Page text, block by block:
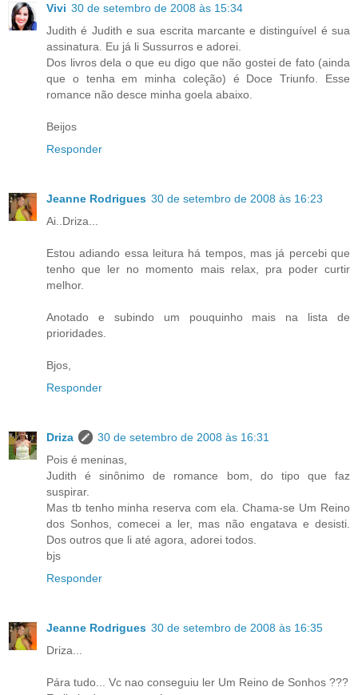
Vivi 30 de setembro de 2008 às 15:34
Judith é Judith e sua escrita marcante e distinguível é sua
assinatura. Eu já li Sussurros e adorei.
Dos livros dela o que eu digo que não gostei de fato (ainda
que o tenha em minha coleção) é Doce Triunfo. Esse
romance não desce minha goela abaixo.
Beijos
Responder
Jeanne Rodrigues 30 de setembro de 2008 às 16:23
Ai..Driza...
Estou adiando essa leitura há tempos, mas já percebi que
tenho que ler no momento mais relax, pra poder curtir
melhor.
Anotado e subindo um pouquinho mais na lista de
prioridades.
Bjos,
Responder
Driza
30 de setembro de 2008 às 16:31
Pois é meninas,
Judith é sinônimo de romance bom, do tipo que faz
suspirar.
Mas tb tenho minha reserva com ela. Chama-se Um Reino
dos Sonhos, comecei a ler, mas não engatava e desisti.
Dos outros que li até agora, adorei todos.
bjs
Responder
Jeanne Rodrigues 30 de setembro de 2008 às 16:35
Driza...
Pára tudo... Vc nao conseguiu ler Um Reino de Sonhos ???